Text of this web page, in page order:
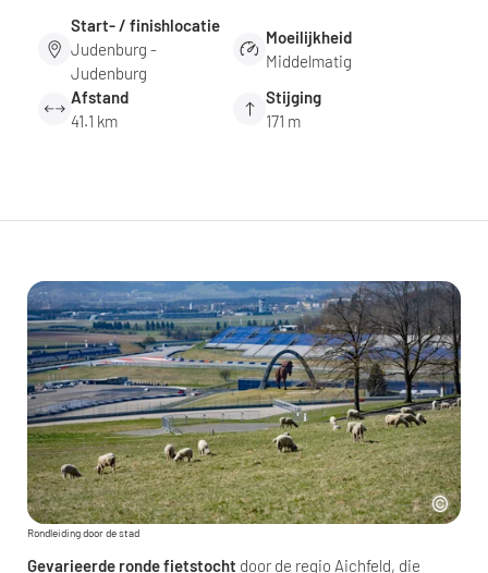
Start- / finishlocatie
Judenburg -
Judenburg
Moeilijkheid
Middelmatig
Afstand
41.1 km
Stijging
171 m
Rondleiding door de stad
Gevarieerde ronde fietstocht door de regio Aichfeld, die